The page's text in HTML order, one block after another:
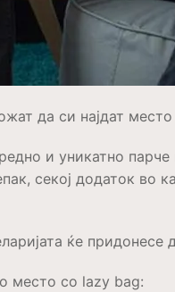
да си најдат
и уникатно
секој додаток во
ќе
место со lazy bag: